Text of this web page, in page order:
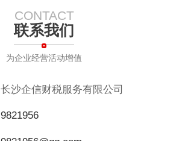
CONTACT
联系我们
为企业经营活动增值
长沙企信财税服务有限公司
9821956